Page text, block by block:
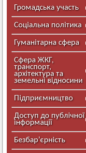
Громадська участь
Соціальна політика
Гуманітарна сфера
Сфера ЖКГ,
транспорт,
архітектура та
земельні відносини
Підприємництво
Доступ до публічної
інформації
Безбар’єрність